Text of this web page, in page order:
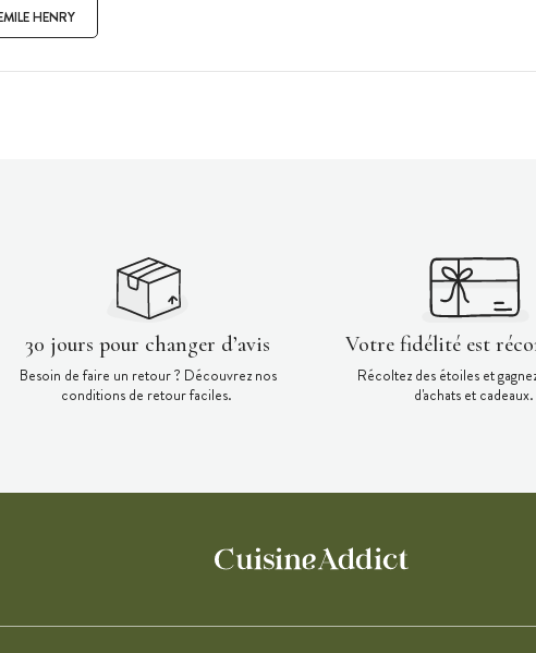
HENRY
30 jours pour changer d’avis
Besoin de faire un retour ? Découvrez nos
conditions de retour faciles.
Votre fidélité est
Récoltez des étoiles et
d'achats et cadeaux.